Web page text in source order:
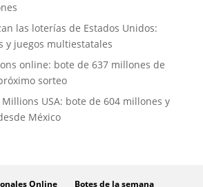
las loterías de Estados Unidos:
y juegos multiestatales
online: bote de 637 millones de
sorteo
Millions USA: bote de 604 millones y
México
Online Botes de la semana